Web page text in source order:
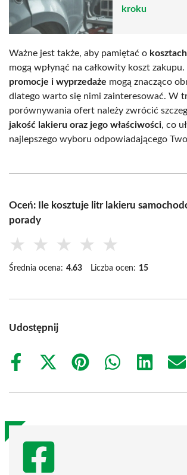
kroku
Ważne jest także, aby pamiętać o
mogą wpłynąć na całkowity koszt zakupu.
promocje i wyprzedaże mogą znacząco
dlatego warto się nimi zainteresować. W
porównywania ofert należy zwrócić
jakość lakieru oraz jego właściwości, co
najlepszego wyboru odpowiadającego
Oceń: Ile kosztuje litr lakieru
porady
★ ★ ★ ★ ★
Średnia ocena: 4.63 Liczba ocen: 15
Udostępnij
Share
Share
(Twitter)
Share
Share
Share